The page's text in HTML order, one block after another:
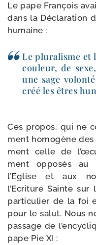
Le pape François
dans la Déclaration
humaine :
Le plu­ra­lisme et
cou­leur, de
une sage
créé les êtres
Ces pro­pos, qui ne
ment homo­gène
ment celle de
ment oppo­sés au
l’Eglise et aux
l’Ecriture Sainte
par­ti­cu­lier de la foi
pour le salut. Nous
pas­sage de
pape Pie XI :